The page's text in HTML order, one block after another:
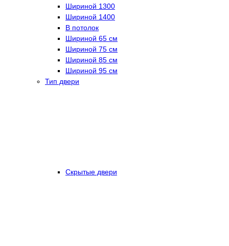
Шириной 1300
Шириной 1400
В потолок
Шириной 65 см
Шириной 75 см
Шириной 85 см
Шириной 95 см
Тип двери
Скрытые двери